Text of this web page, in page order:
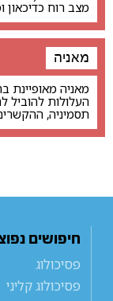
מצב רוח כדיכאון
מאניה
מאניה מאופיינת
העלולות להוביל
תסמיניה,
חיפושים
פסיכולוג
פסיכולוג קליני